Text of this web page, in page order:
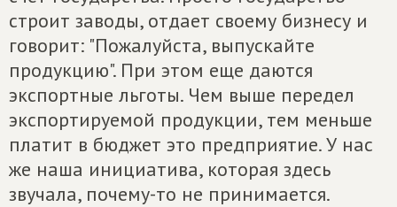
строит заводы, отдает своему бизнесу и
говорит: "Пожалуйста, выпускайте
продукцию". При этом еще даются
экспортные льготы. Чем выше передел
экспортируемой продукции, тем меньше
платит в бюджет это предприятие. У нас
же наша инициатива, которая здесь
звучала, почему-то не принимается.